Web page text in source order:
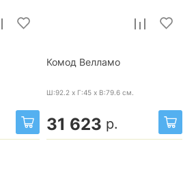
Комод Велламо
Ш:92.2 x Г:45 x В:79.6 см.
31 623 р.